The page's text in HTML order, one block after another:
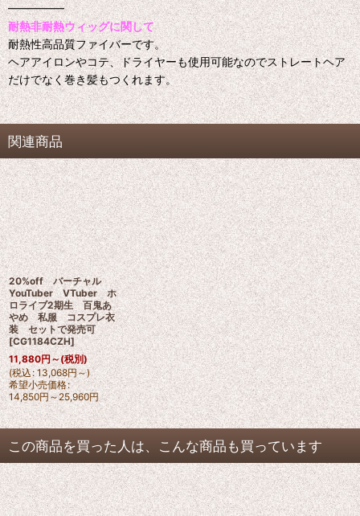
━━━━━
耐熱非耐熱ウィッグに関して
耐熱性高品質ファイバーです。
ヘアアイロンやコテ、ドライヤーも使用可能なのでストレートヘア
だけでなく巻き髪もつくれます。
関連商品
20%off バーチャル
YouTuber VTuber ホ
ロライブ2期生 百鬼あ
やめ 私服 コスプレ衣
装 セットで発売可
[CG1184CZH]
11,880円～(税別)
(税込: 13,068円～)
希望小売価格:
14,850円～25,960円
この商品を買った人は、こんな商品も買っています